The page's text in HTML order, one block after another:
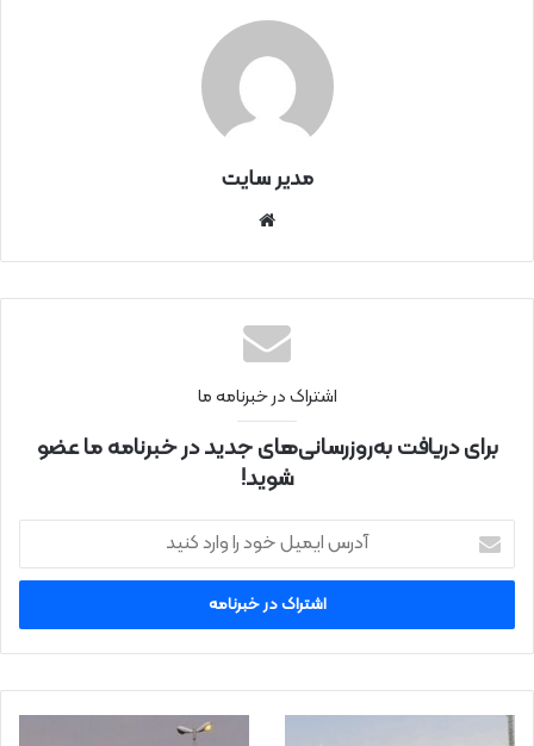
مدیر سایت
نتی
اشتراک در خبرنامه ما
برای دریافت به‌روزرسانی‌های جدید در خبرنامه ما عضو
شوید!
ر
ا
ی
ل